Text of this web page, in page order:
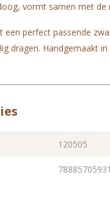
vormt samen met de
perfect passende
dragen. Handgemaakt
120505